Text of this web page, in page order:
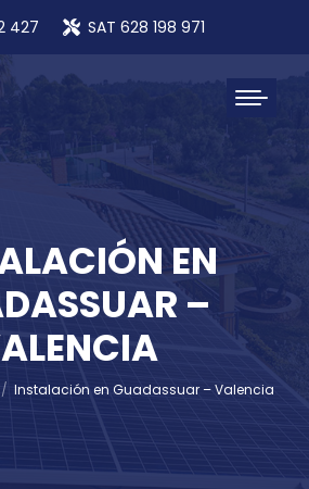
427 SAT 628 198 971
EN
–
Estás aquí:
Instalación en Guadassuar – Valencia